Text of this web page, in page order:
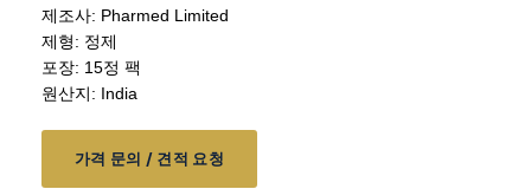
제조사: Pharmed Limited
제형: 정제
포장: 15정 팩
원산지: India
가격 문의 / 견적 요청